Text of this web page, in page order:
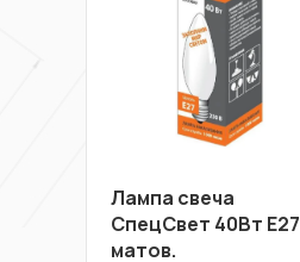
Лампа свеча
СпецСвет 40Вт Е27
матов.